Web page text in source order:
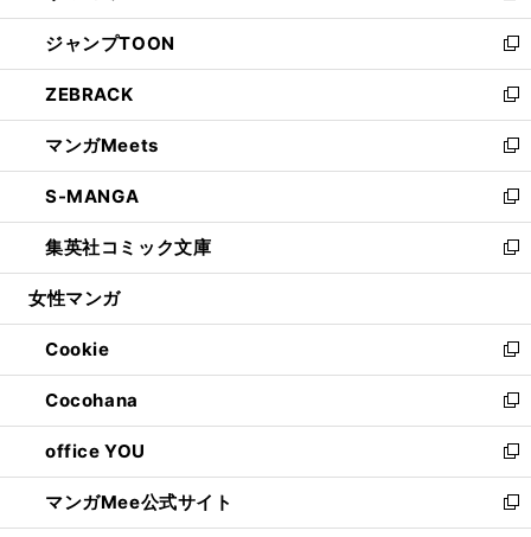
開
く
ウ
で
開
く
ン
ド
ウ
で
開
く
ウ
ィ
ン
ド
ウ
で
開
く
し
い
ウ
ィ
ン
ド
ウ
で
開
く
ジャンプTOON
新
し
い
ウ
ィ
ン
ド
ウ
で
開
ZEBRACK
新
し
い
ウ
ィ
ン
ド
ウ
開
く
マンガMeets
新
し
い
ウ
ィ
ン
ウ
で
開
く
S-MANGA
新
し
い
ウ
ン
ド
ウ
で
開
く
集英社コミック文庫
新
し
ウ
ィ
ン
ド
ウ
で
開
く
女性マンガ
Cookie
新
し
い
ウ
ィ
ン
ド
ウ
Cocohana
新
し
い
ウ
ィ
ン
office YOU
新
し
い
ウ
マンガMee公式サイト
新
し